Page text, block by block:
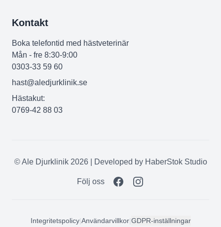
Kontakt
Boka telefontid med hästveterinär
Mån - fre 8:30-9:00
0303-33 59 60
hast@aledjurklinik.se
Hästakut:
0769-42 88 03
© Ale Djurklinik 2026 | Developed by HaberStok Studio
Följ oss
Integritetspolicy|Användarvillkor|GDPR-inställningar